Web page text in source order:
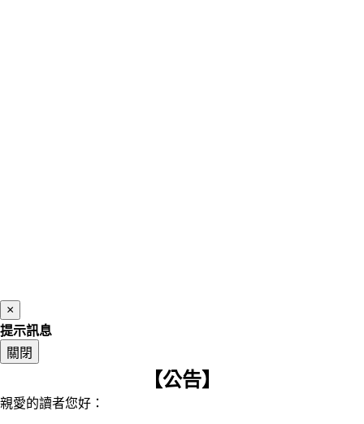
×
提示訊息
關閉
【公告】
親愛的讀者您好：